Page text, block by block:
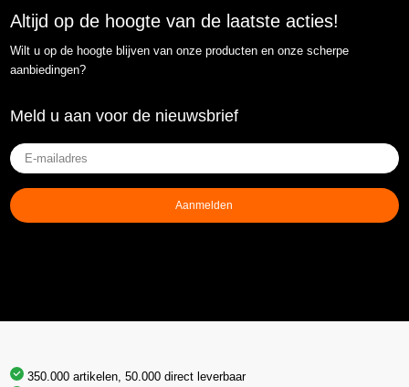
Altijd op de hoogte van de laatste acties!
Wilt u op de hoogte blijven van onze producten en onze scherpe
aanbiedingen?
Meld u aan voor de nieuwsbrief
E-
mailadres(Vereist)
Aanmelden
350.000 artikelen, 50.000 direct leverbaar